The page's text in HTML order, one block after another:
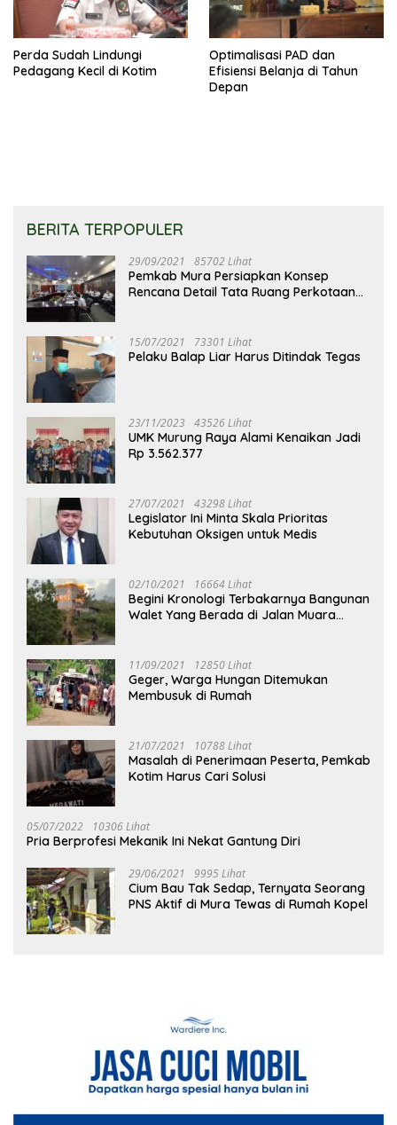
Perda Sudah Lindungi
Pedagang Kecil di Kotim
Optimalisasi PAD dan
Efisiensi Belanja di Tahun
Depan
BERITA TERPOPULER
29/09/2021 85702 Lihat
Pemkab Mura Persiapkan Konsep
Rencana Detail Tata Ruang Perkotaan
15/07/2021 73301 Lihat
Pelaku Balap Liar Harus Ditindak Tegas
23/11/2023 43526 Lihat
UMK Murung Raya Alami Kenaikan Jadi
Rp 3.562.377
27/07/2021 43298 Lihat
Legislator Ini Minta Skala Prioritas
Kebutuhan Oksigen untuk Medis
02/10/2021 16664 Lihat
Begini Kronologi Terbakarnya Bangunan
Walet Yang Berada di Jalan Muara
11/09/2021 12850 Lihat
Geger, Warga Hungan Ditemukan
Membusuk di Rumah
21/07/2021 10788 Lihat
Masalah di Penerimaan Peserta, Pemkab
Kotim Harus Cari Solusi
05/07/2022 10306 Lihat
Pria Berprofesi Mekanik Ini Nekat Gantung Diri
29/06/2021 9995 Lihat
Cium Bau Tak Sedap, Ternyata Seorang
PNS Aktif di Mura Tewas di Rumah Kopel